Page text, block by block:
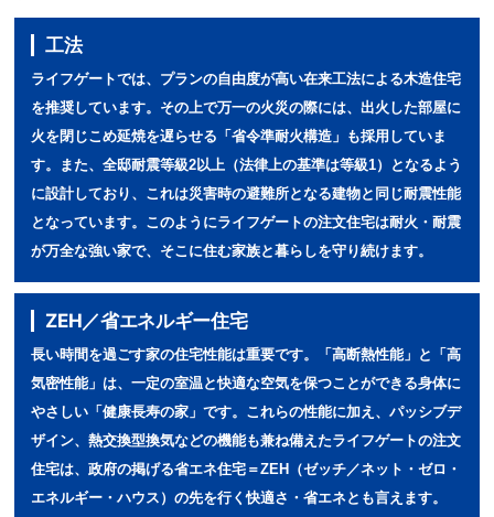
工法
ライフゲートでは、プランの自由度が高い在来工法による木造住宅
を推奨しています。その上で万一の火災の際には、出火した部屋に
火を閉じこめ延焼を遅らせる「省令準耐火構造」も採用していま
す。また、全邸耐震等級2以上（法律上の基準は等級1）となるよう
に設計しており、これは災害時の避難所となる建物と同じ耐震性能
となっています。このようにライフゲートの注文住宅は耐火・耐震
が万全な強い家で、そこに住む家族と暮らしを守り続けます。
ZEH／省エネルギー住宅
長い時間を過ごす家の住宅性能は重要です。「高断熱性能」と「高
気密性能」は、一定の室温と快適な空気を保つことができる身体に
やさしい「健康長寿の家」です。これらの性能に加え、パッシブデ
ザイン、熱交換型換気などの機能も兼ね備えたライフゲートの注文
住宅は、政府の掲げる省エネ住宅＝ZEH（ゼッチ／ネット・ゼロ・
エネルギー・ハウス）の先を行く快適さ・省エネとも言えます。